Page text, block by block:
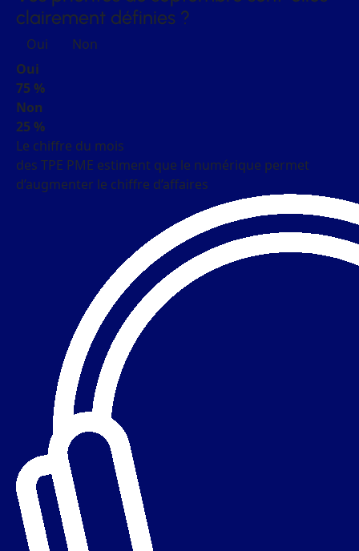
clairement définies ?
Oui
Non
Oui
75 %
Non
25 %
Le chiffre du mois
des TPE PME estiment que le numérique permet
d’augmenter le chiffre d’affaires